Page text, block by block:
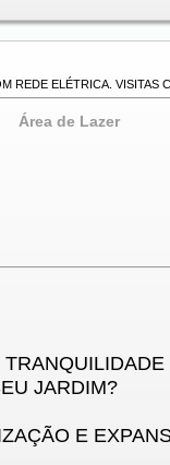
REDE ELÉTRICA. VISITAS
Área de Lazer
JARDIM?
E